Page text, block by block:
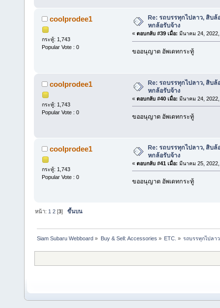
coolprodee1
กระทู้: 1,743
Popular Vote : 0
Re: รถบรรทุกไปลาว, สิบล้
หกล้อรับจ้าง
« ตอบกลับ #39 เมื่อ: มีนาคม 24,
ขออนุญาต อัพเดทกระทู้
coolprodee1
กระทู้: 1,743
Popular Vote : 0
Re: รถบรรทุกไปลาว, สิบล้
หกล้อรับจ้าง
« ตอบกลับ #40 เมื่อ: มีนาคม 24,
ขออนุญาต อัพเดทกระทู้
coolprodee1
กระทู้: 1,743
Popular Vote : 0
Re: รถบรรทุกไปลาว, สิบล้
หกล้อรับจ้าง
« ตอบกลับ #41 เมื่อ: มีนาคม 25,
ขออนุญาต อัพเดทกระทู้
หน้า: 1 2 [3]ขึ้นบน
Siam Subaru Webboard » Buy & Sell: Accessories » ETC. » รถบรรทุกไปลา